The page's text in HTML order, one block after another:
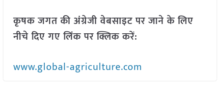
कृषक जगत की अंग्रेजी वेबसाइट पर जाने के लिए
नीचे दिए गए लिंक पर क्लिक करें:
www.global-agriculture.com